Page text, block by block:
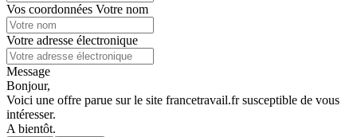
Vos coordonnées Votre nom
Votre adresse électronique
Message
Bonjour,
Voici une offre parue sur le site francetravail.fr susceptible de vous
intéresser.
A bientôt.